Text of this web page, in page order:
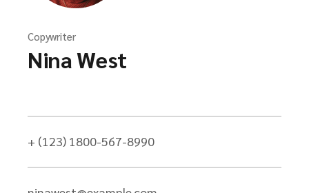
Copywriter
Nina West
+ (123) 1800-567-8990